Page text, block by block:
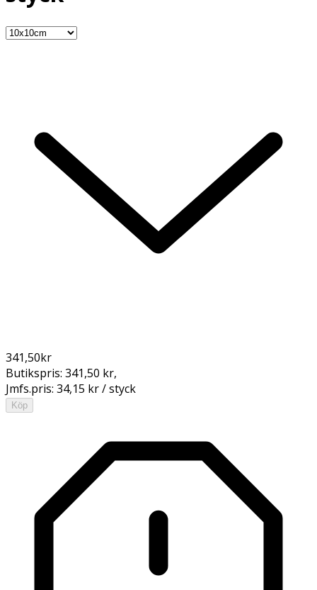
341,50kr
Butikspris: 341,50 kr,
Jmfs.pris: 34,15 kr / styck
Köp